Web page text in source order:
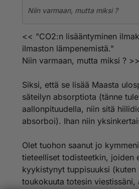
Niin varmaan, mutta miksi ?
<< "CO2:n lisääntyminen
ilmaston lämpenemistä."
Niin varmaan, mutta miksi ? >>
Siksi, että se lisää Maasta
säteilyn absorptiota (tänne
aallonpituudella, niin sitä
absorboi). Ihan niin
Olet tuohon saanut jo
tieteelliset todisteetkin, joiden
kyykistynyt tuppisuuksi
toukokuuta totesin